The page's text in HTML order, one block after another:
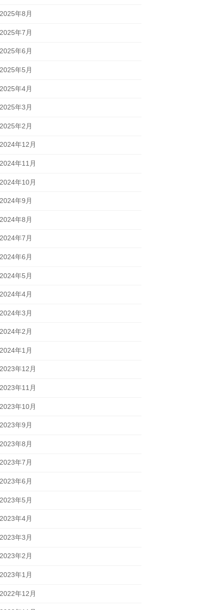
2025年8月
2025年7月
2025年6月
2025年5月
2025年4月
2025年3月
2025年2月
2024年12月
2024年11月
2024年10月
2024年9月
2024年8月
2024年7月
2024年6月
2024年5月
2024年4月
2024年3月
2024年2月
2024年1月
2023年12月
2023年11月
2023年10月
2023年9月
2023年8月
2023年7月
2023年6月
2023年5月
2023年4月
2023年3月
2023年2月
2023年1月
2022年12月